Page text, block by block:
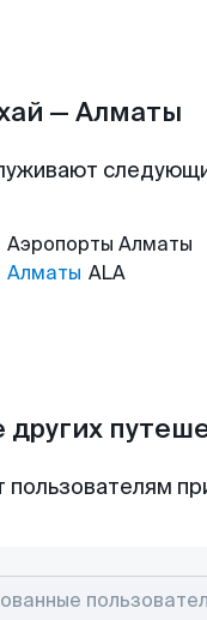
— Алматы
Аэропорты Алматы
Алматы ALA